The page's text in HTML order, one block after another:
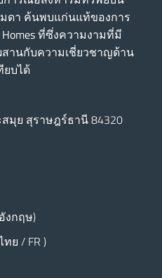
ดา ค้นพบแก่นแท้ของการ
ที่ซึ่งความงามที่มี
านกับความเชี่ยวชาญด้าน
ยบได้
มุย สุราษฎร์ธานี 84320
งกฤษ)
ทย / FR )